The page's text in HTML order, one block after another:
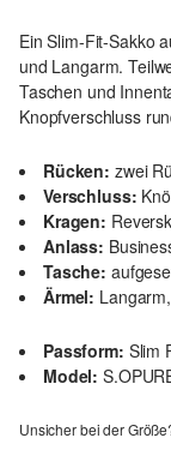
Ein Slim-Fit-Sakko
und Langarm.
Taschen und
Knopfverschluss
Rücken: zwei
Verschluss:
Kragen:
Anlass:
Tasche:
Ärmel:
Passform: Slim
Model:
Unsicher bei der